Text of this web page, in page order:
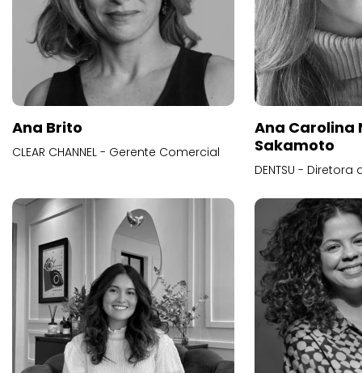
Ana Brito
CLEAR CHANNEL - Gerente Comercial
Ana Carolina
Sakamoto
DENTSU -